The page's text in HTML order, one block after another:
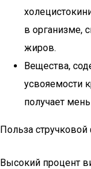
в организме,
жиров.
Вещества,
усвояемости
получает
Польза
Высокий процент